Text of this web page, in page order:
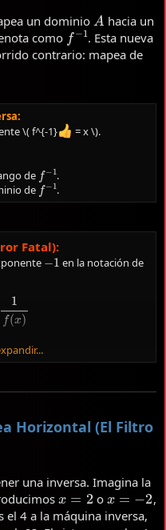
un dominio A hacia un
como f−1. Esta nueva
contrario: mapea de
\( f^{-1} = x \).
de − 1.
de f− 1.
Fatal):
−1 en la notación de
x
la operación). Si quieres el
Horizontal (El Filtro
una inversa. Imagina la
x=2 ox=−2
,
el 4 a la máquina inversa,